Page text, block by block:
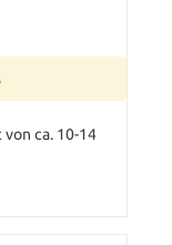
ca. 10-14